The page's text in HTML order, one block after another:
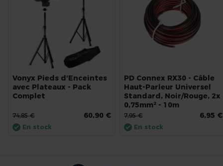
Vonyx Pieds d'Enceintes
avec Plateaux - Pack
Complet
60,90 €
74,85 €
En stock
PD Connex RX30 - Câble
Haut-Parleur Universel
Standard, Noir/Rouge, 2x
0,75mm² - 10m
6,95 €
7,95 €
En stock